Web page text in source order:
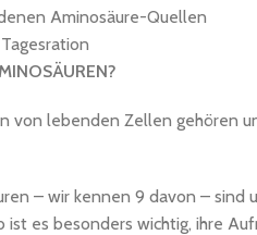
Aminosäure-Quellen
von lebenden Zellen gehören
– wir kennen 9 davon – sind
ist es besonders wichtig, ihre